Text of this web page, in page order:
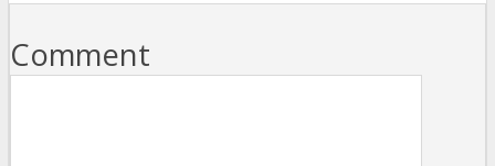
Comment